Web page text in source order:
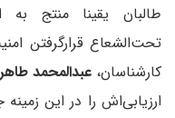
طالبان یقینا منتج
تحت‌الشعاع قرار‌گرفتن
کارشناسان، عبدالمحمد
ارزیابی‌اش را در این